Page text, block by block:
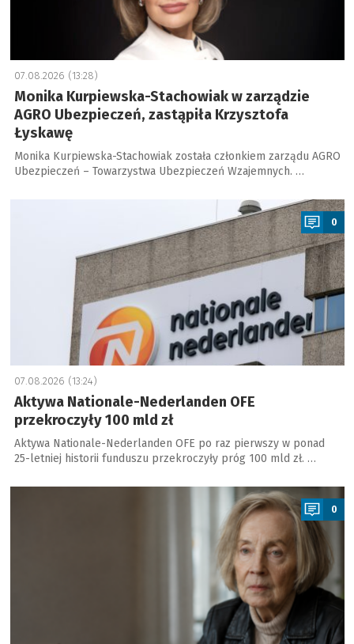
07.08.2026 (13:28)
Monika Kurpiewska-Stachowiak w zarządzie
AGRO Ubezpieczeń, zastąpiła Krzysztofa
Łyskawę
Monika Kurpiewska-Stachowiak została członkiem zarządu AGRO
Ubezpieczeń – Towarzystwa Ubezpieczeń Wzajemnych. …
0
07.08.2026 (13:24)
Aktywa Nationale-Nederlanden OFE
przekroczyły 100 mld zł
Aktywa Nationale-Nederlanden OFE po raz pierwszy w ponad
25-letniej historii funduszu przekroczyły próg 100 mld zł. …
a
0